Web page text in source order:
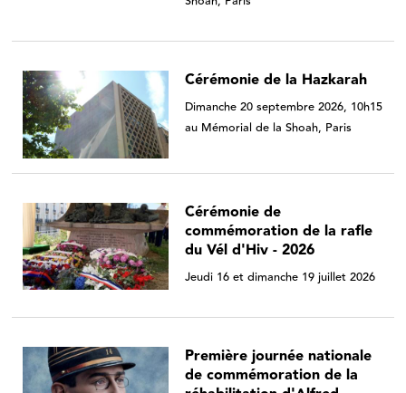
Cérémonie de la Hazkarah
Dimanche 20 septembre 2026, 10h15
au Mémorial de la Shoah, Paris
Cérémonie de
commémoration de la rafle
du Vél d'Hiv - 2026
Jeudi 16 et dimanche 19 juillet 2026
Première journée nationale
de commémoration de la